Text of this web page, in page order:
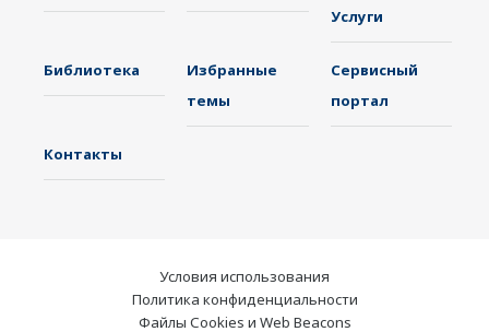
Услуги
Библиотека
Избранные
темы
Сервисный
портал
Контакты
Условия использования
Политика конфиденциальности
Файлы Cookies и Web Beacons